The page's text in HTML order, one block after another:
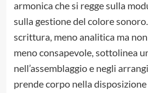
armonica che si regge sulla
sulla gestione del colore
scrittura, meno analitica ma
meno consapevole, sottolinea
nell’assemblaggio e negli
prende corpo nella